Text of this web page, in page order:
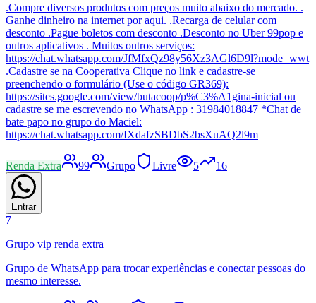
.Compre diversos produtos com preços muito abaixo do mercado. .
Ganhe dinheiro na internet por aqui. .Recarga de celular com
desconto .Pague boletos com desconto .Desconto no Uber 99pop e
outros aplicativos . Muitos outros serviços:
https://chat.whatsapp.com/JfMfxQz98y56Xz3AGl6D9l?mode=wwt
.Cadastre se na Cooperativa Clique no link e cadastre-se
preenchendo o formulário (Use o código GR369):
https://sites.google.com/view/butacoop/p%C3%A1gina-inicial ou
cadastre se me escrevendo no WhatsApp : 31984018847 *Chat de
bate papo no grupo do Maciel:
https://chat.whatsapp.com/IXdafzSBDbS2bsXuAQ2l9m
Renda Extra 99 Grupo Livre 5 16
Entrar
7
Grupo vip renda extra
Grupo de WhatsApp para trocar experiências e conectar pessoas do
mesmo interesse.